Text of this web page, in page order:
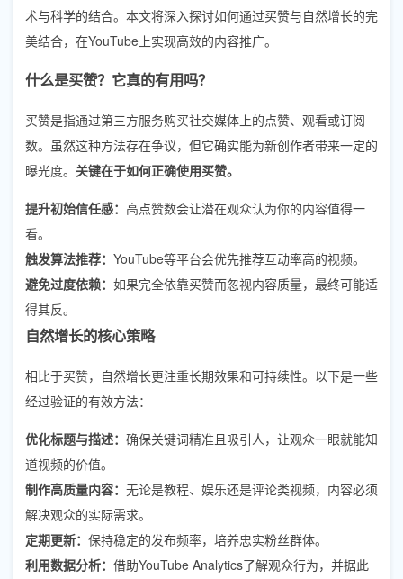
术与科学的结合。本文将深入探讨如何通过买赞与自然增长的完
美结合，在YouTube上实现高效的内容推广。
什么是买赞？它真的有用吗？
买赞是指通过第三方服务购买社交媒体上的点赞、观看或订阅
数。虽然这种方法存在争议，但它确实能为新创作者带来一定的
曝光度。 关键在于如何正确使用买赞。
提升初始信任感： 高点赞数会让潜在观众认为你的内容值得一
看。
触发算法推荐： YouTube等平台会优先推荐互动率高的视频。
避免过度依赖： 如果完全依靠买赞而忽视内容质量，最终可能适
得其反。
自然增长的核心策略
相比于买赞，自然增长更注重长期效果和可持续性。以下是一些
经过验证的有效方法：
优化标题与描述： 确保关键词精准且吸引人，让观众一眼就能知
道视频的价值。
制作高质量内容： 无论是教程、娱乐还是评论类视频，内容必须
解决观众的实际需求。
定期更新： 保持稳定的发布频率，培养忠实粉丝群体。
利用数据分析： 借助YouTube Analytics了解观众行为，并据此